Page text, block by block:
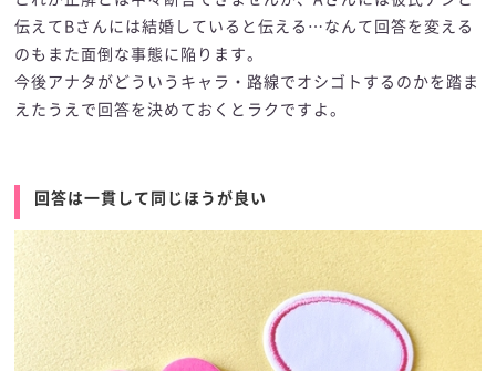
伝えてBさんには結婚していると伝える…なんて回答を変える
のもまた面倒な事態に陥ります。
今後アナタがどういうキャラ・路線でオシゴトするのかを踏ま
えたうえで回答を決めておくとラクですよ。
回答は一貫して同じほうが良い